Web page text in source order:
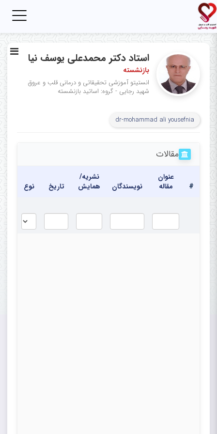
استاد دکتر محمدعلی یوسف نیا
بازنشسته
انستیتو آموزشی تحقیقاتی و درمانی قلب و عروق
شهید رجایی - گروه: اساتید بازنشسته
dr-mohammad ali yousefnia
مقالات
#
عنوان
مقاله
نویسندگان
نشریه/
همایش
تاریخ نوع